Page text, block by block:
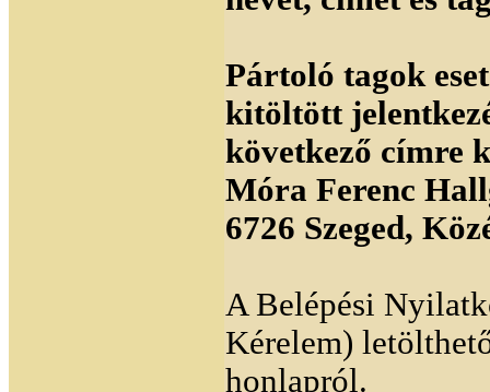
Pártoló tagok
kitöltött
következő címre
Móra Ferenc
6726 Szeged,
A Belépési
Kérelem)
honlapról.